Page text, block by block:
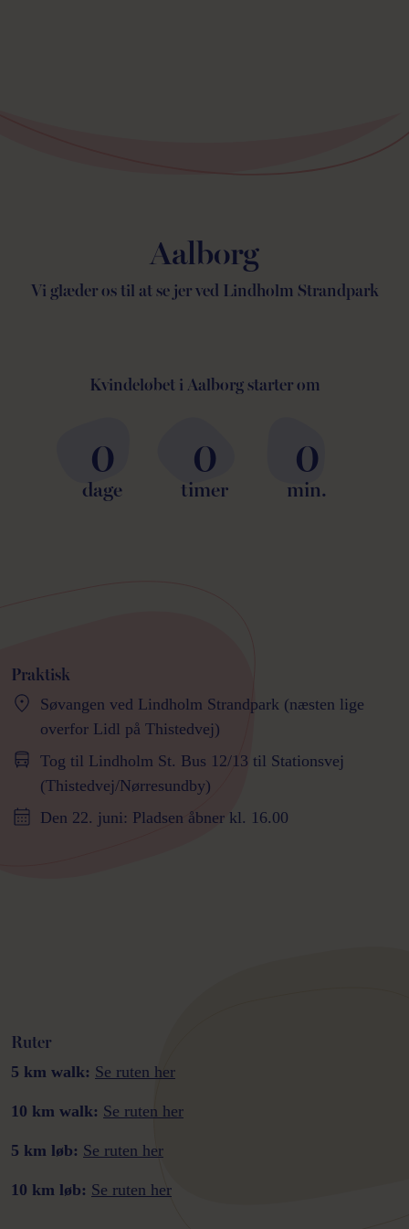
Aalborg
Vi glæder os til at se jer ved Lindholm Strandpark
Kvindeløbet i Aalborg starter om
0
dage
0
timer
0
min.
Praktisk
Søvangen ved Lindholm Strandpark (næsten lige
overfor Lidl på Thistedvej)
Tog til Lindholm St. Bus 12/13 til Stationsvej
(Thistedvej/Nørresundby)
Den 22. juni: Pladsen åbner kl. 16.00
Ruter
5 km walk: Se ruten her
10 km walk: Se ruten her
5 km løb: Se ruten her
10 km løb: Se ruten her